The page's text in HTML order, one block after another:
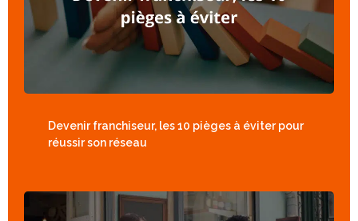
Devenir franchiseur, les 10 pièges à éviter pour
réussir son réseau